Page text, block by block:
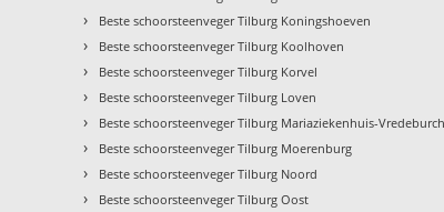
› Beste schoorsteenveger Tilburg Koningshoeven
› Beste schoorsteenveger Tilburg Koolhoven
› Beste schoorsteenveger Tilburg Korvel
› Beste schoorsteenveger Tilburg Loven
› Beste schoorsteenveger Tilburg Mariaziekenhuis-
› Beste schoorsteenveger Tilburg Moerenburg
› Beste schoorsteenveger Tilburg Noord
› Beste schoorsteenveger Tilburg Oost